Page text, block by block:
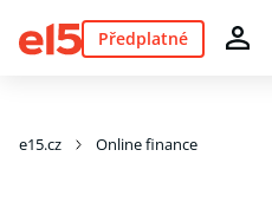
Předplatné
e15.cz Online finance